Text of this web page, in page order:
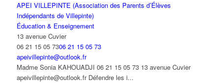
APEI VILLEPINTE (Association des Parents d’Élèves
Indépendants de Villepinte)
Éducation & Enseignement
13 avenue Cuvier
06 21 15 05 7306 21 15 05 73
apeivillepinte@outlook.fr
Madme Sonia KAHOUADJI 06 21 15 05 73 13 avenue Cuvier
apeivillepinte@outlook.fr Défendre les i...